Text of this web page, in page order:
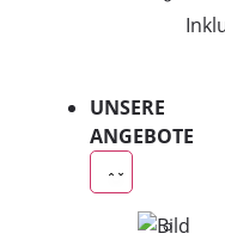
UNSERE
ANGEBOTE